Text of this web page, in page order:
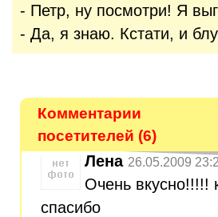
- Петр, ну посмотри! Я
- Да, я знаю. Кстати, и
Комментарии
посетителей (6)
Лена 26.05.2009
Очень вкусно!!!!!
спасибо